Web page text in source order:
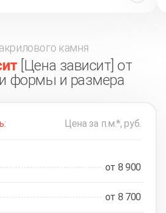
камня
[Цена зависит] от
формы и размера
Цена за п.м.*, руб.
от 8 900
от 8 700